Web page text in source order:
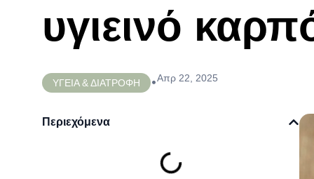
υγιεινό
ΥΓΕΙΑ & ΔΙΑΤΡΟΦΗ •Απρ 22, 2025
Περιεχόμενα